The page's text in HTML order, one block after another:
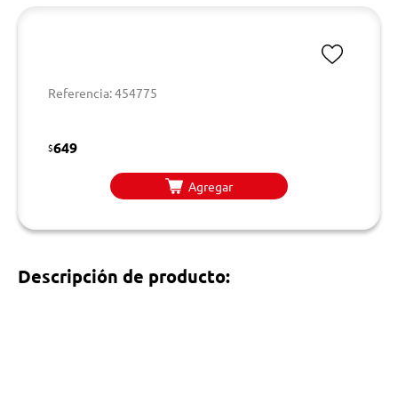
Referencia: 454775
$649
Agregar
Descripción de producto: